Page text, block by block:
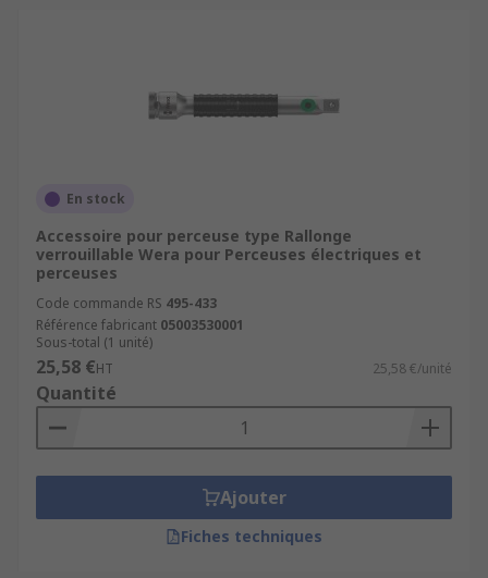
En stock
Accessoire pour perceuse type Rallonge
verrouillable Wera pour Perceuses électriques et
perceuses
Code commande RS 495-433
Référence fabricant 05003530001
Sous-total (1 unité)
25,58 €HT 25,58 €/unité
Quantité
Ajouter
Fiches techniques